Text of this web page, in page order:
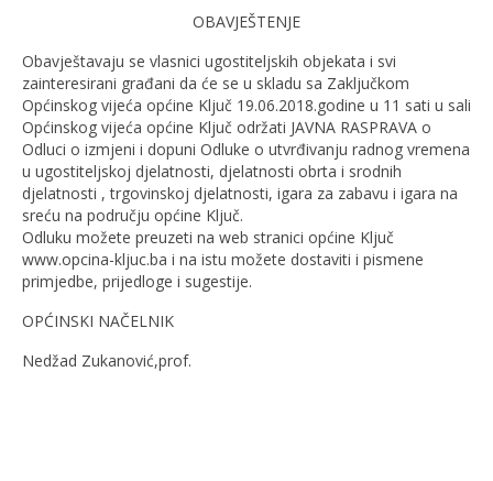
OBAVJEŠTENJE
Obavještavaju se vlasnici ugostiteljskih objekata i svi
zainteresirani građani da će se u skladu sa Zaključkom
Općinskog vijeća općine Ključ 19.06.2018.godine u 11 sati u sali
Općinskog vijeća općine Ključ održati JAVNA RASPRAVA o
Odluci o izmjeni i dopuni Odluke o utvrđivanju radnog vremena
u ugostiteljskoj djelatnosti, djelatnosti obrta i srodnih
djelatnosti , trgovinskoj djelatnosti, igara za zabavu i igara na
sreću na području općine Ključ.
Odluku možete preuzeti na web stranici općine Ključ
www.opcina-kljuc.ba i na istu možete dostaviti i pismene
primjedbe, prijedloge i sugestije.
OPĆINSKI NAČELNIK
Nedžad Zukanović,prof.